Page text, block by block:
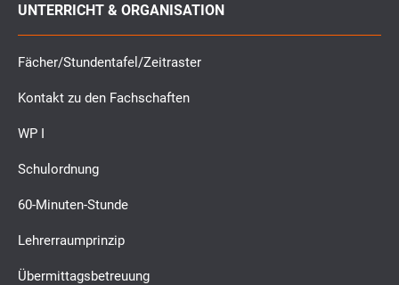
UNTERRICHT & ORGANISATION
Fächer/Stundentafel/Zeitraster
Kontakt zu den Fachschaften
WP I
Schulordnung
60-Minuten-Stunde
Lehrerraumprinzip
Übermittagsbetreuung